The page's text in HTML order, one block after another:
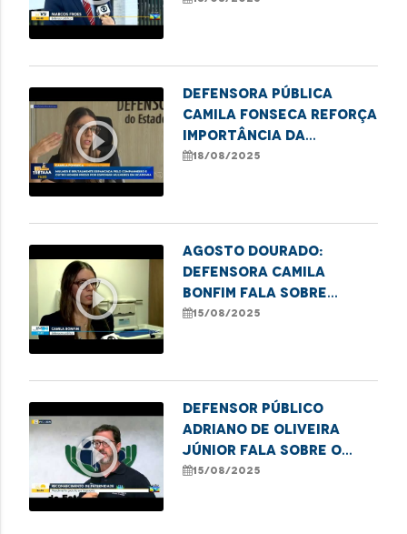
play_circle_outline
Defensora pública
Camila Fonseca reforça
importância da
denúncia contra
18/08/2025
play_circle_outline
Agosto Dourado:
Defensora Camila
Bonfim fala sobre
direito à amamentação
15/08/2025
play_circle_outline
Defensor Público
Adriano de Oliveira
Júnior fala sobre o
mutirão Meu Pai Tem
15/08/2025